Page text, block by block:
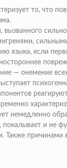
то, что
вызванного
языка, если
— онемение
немедленно
и не
Также причинами